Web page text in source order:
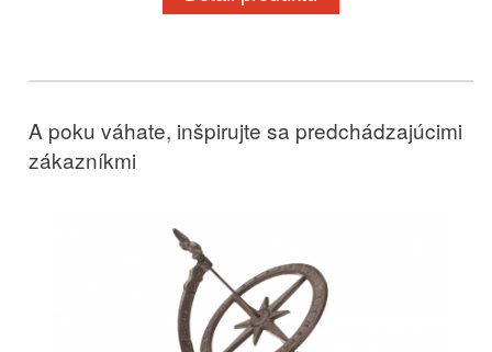
A poku váhate, inšpirujte sa predchádzajúcimi
zákazníkmi